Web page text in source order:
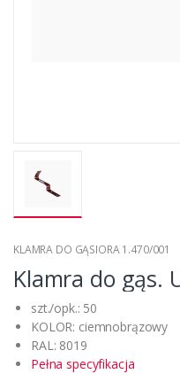
KLAMRA DO GĄSIORA 1.470/001
Klamra do gąs.
szt./opk.: 50
KOLOR: ciemnobrązowy
RAL: 8019
Pełna specyfikacja